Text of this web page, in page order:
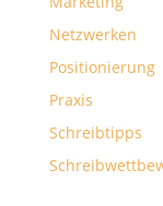
Netzwerken
Positionierung
Praxis
Schreibtipps